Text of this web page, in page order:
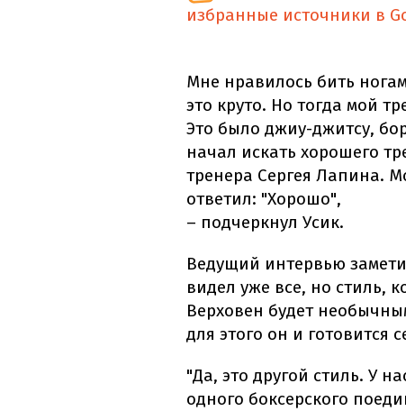
избранные источники в
Мне нравилось бить
это круто. Но тогда мой
Это было джиу-джитсу,
начал искать хорошего
тренера Сергея Лапина.
ответил: "Хорошо",
– подчеркнул Усик.
Ведущий интервью
видел уже все, но стиль,
Верховен будет
для этого он и готовится
"Да, это другой стиль. У
одного боксерского